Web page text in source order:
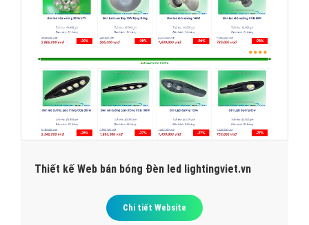
Thiết kế Web bán bóng Đèn led lightingviet.vn
Chi tiết Website